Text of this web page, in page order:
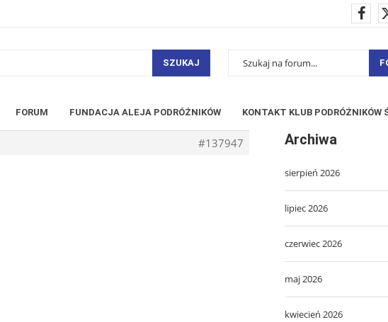
SZUKAJ
FORUM FUNDACJA ALEJA PODRÓŻNIKÓW KONTAKT KLUB PODRÓŻNIKÓW
#137947 Archiwa
sierpień 2026
lipiec 2026
czerwiec 2026
maj 2026
kwiecień 2026